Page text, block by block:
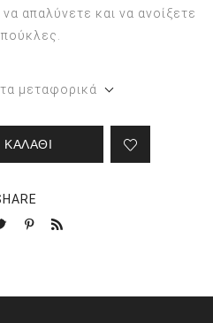
απαλύνετε και να ανοίξετε
μεταφορικά
ΚΑΛΑΘΙ